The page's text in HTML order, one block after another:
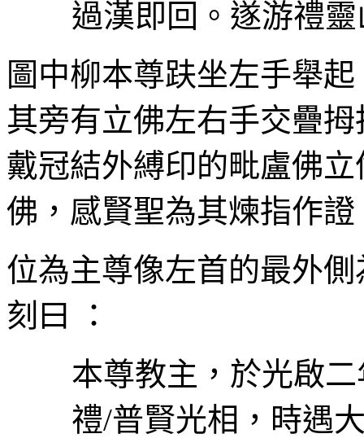
過漢即回。遂游禮靈
圖中柳本尊趺坐左手舉
其旁有立佛左右手交疊
戴冠結外縛印的毗盧佛
佛，感賢聖為其煉指作證
位為主尊像左首的最外
刻曰
：
本尊教主，於光啟
禮/普賢光相，時遇